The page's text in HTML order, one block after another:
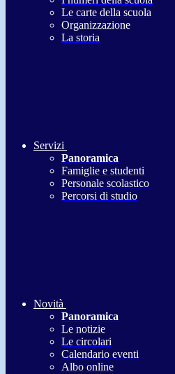
Le carte della scuola
Organizzazione
La storia
Servizi
Panoramica
Famiglie e studenti
Personale scolastico
Percorsi di studio
Novità
Panoramica
Le notizie
Le circolari
Calendario eventi
Albo online